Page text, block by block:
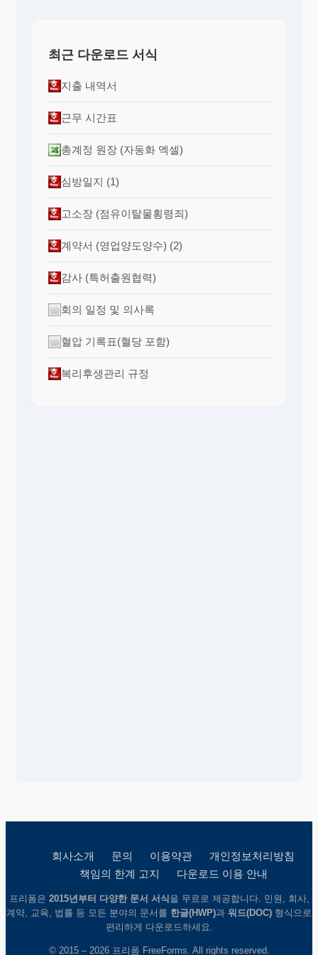
최근 다운로드 서식
지출 내역서
근무 시간표
총계정 원장 (자동화 엑셀)
심방일지 (1)
고소장 (점유이탈물횡령죄)
계약서 (영업양도양수) (2)
감사 (특허출원협력)
회의 일정 및 의사록
혈압 기록표(혈당 포함)
복리후생관리 규정
회사소개 문의 이용약관
개인정보처리방침
책임의 한계 고지
다운로드 이용 안내
프리폼은 2015년부터 다양한 문서 서식 을 무료로 제공합니다. 민원, 회사,
계약, 교육, 법률 등 모든 분야의 문서를 한글(HWP)과 워드(DOC) 형식으로
편리하게 다운로드하세요.
© 2015 – 2026 프리폼 FreeForms. All rights reserved.